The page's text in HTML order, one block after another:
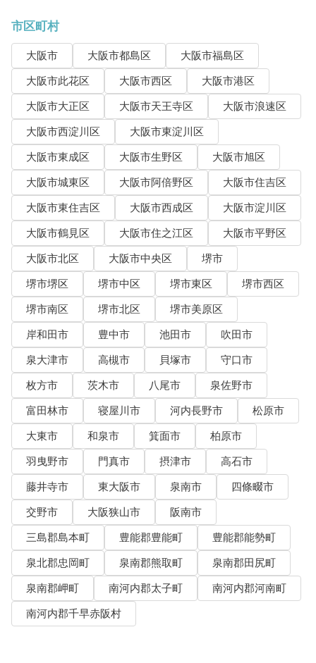
市区町村
大阪市 大阪市都島区
大阪市福島区
大阪市此花区
大阪市西区
大阪市港区
大阪市大正区
大阪市天王寺区
大阪市浪速区
大阪市西淀川区
大阪市東淀川区
大阪市東成区
大阪市生野区
大阪市旭区
大阪市城東区
大阪市阿倍野区
大阪市住吉区
大阪市東住吉区
大阪市西成区
大阪市淀川区
大阪市鶴見区
大阪市住之江区
大阪市平野区
大阪市北区
大阪市中央区
堺市
堺市堺区
堺市中区 堺市東区
堺市西区
堺市南区
堺市北区
堺市美原区
岸和田市
豊中市 池田市
吹田市
泉大津市
高槻市 貝塚市
守口市
枚方市
茨木市 八尾市
泉佐野市
富田林市
寝屋川市 河内長野市
松原市
大東市
和泉市 箕面市
柏原市
羽曳野市
門真市 摂津市
高石市
藤井寺市
東大阪市 泉南市
四條畷市
交野市
大阪狭山市
阪南市
三島郡島本町
豊能郡豊能町
豊能郡能勢町
泉北郡忠岡町
泉南郡熊取町
泉南郡田尻町
泉南郡岬町
南河内郡太子町
南河内郡河南町
南河内郡千早赤阪村